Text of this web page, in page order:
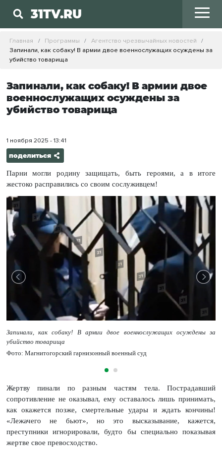
31TV.RU
Главная Программы
Агентство чрезвычайных новостей
Запинали, как собаку! В армии двое военнослужащих осуждены за
убийство товарища
Запинали, как собаку! В армии двое
военнослужащих осуждены за
убийство товарища
1 ноября 2025 - 13:41
поделиться
Парни могли родину защищать, быть героями, а в итоге
жестоко расправились со своим сослуживцем!
Запинали, как собаку! В армии двое военнослужащих осуждены за
убийство товарища
Фото: Магнитогорский гарнизонный военный суд
Жертву пинали по разным частям тела. Пострадавший
сопротивление не оказывал, ему оставалось лишь принимать,
как окажется позже, смертельные удары и ждать кончины!
«Лежачего не бьют», но это высказывание, кажется,
преступники игнорировали, будто бы специально показывая
жертве свое превосходство.